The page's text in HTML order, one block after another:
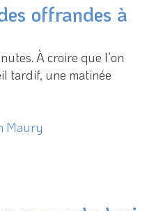
offrandes à
À croire que l’on
tardif, une matinée
Maury